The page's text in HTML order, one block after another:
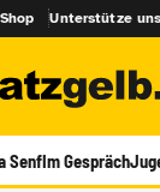
Shop Unterstütze
SenfIm Gespräch